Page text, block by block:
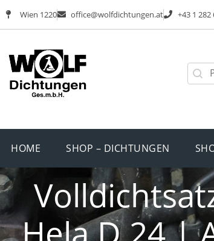
Wien 1220 office@wolfdichtungen.at +43 1 282
HOME SHOP – DICHTUNGEN